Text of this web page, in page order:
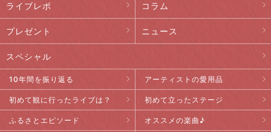
ライブレポ コラム
プレゼント ニュース
スペシャル
10年間を振り返る アーティストの愛用品
初めて観に行ったライブは？ 初めて立ったステージ
ふるさとエピソード オススメの楽曲♪